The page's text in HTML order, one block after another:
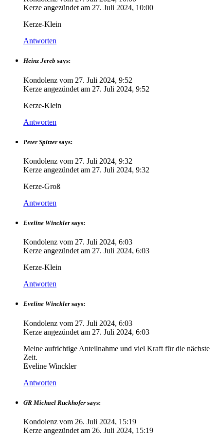
Kerze angezündet am 27. Juli 2024, 10:00
Kerze-Klein
Antworten
Heinz Jereb says:
Kondolenz vom 27. Juli 2024, 9:52
Kerze angezündet am 27. Juli 2024, 9:52
Kerze-Klein
Antworten
Peter Spitzer says:
Kondolenz vom 27. Juli 2024, 9:32
Kerze angezündet am 27. Juli 2024, 9:32
Kerze-Groß
Antworten
Eveline Winckler says:
Kondolenz vom 27. Juli 2024, 6:03
Kerze angezündet am 27. Juli 2024, 6:03
Kerze-Klein
Antworten
Eveline Winckler says:
Kondolenz vom 27. Juli 2024, 6:03
Kerze angezündet am 27. Juli 2024, 6:03
Meine aufrichtige Anteilnahme und viel Kraft für die nächste
Zeit.
Eveline Winckler
Antworten
GR Michael Ruckhofer says:
Kondolenz vom 26. Juli 2024, 15:19
Kerze angezündet am 26. Juli 2024, 15:19